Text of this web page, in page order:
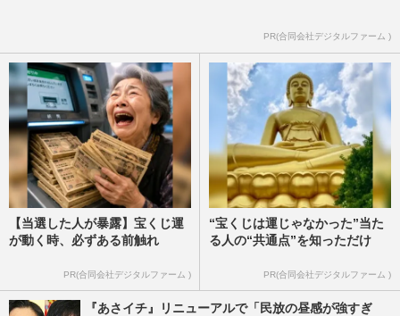
PR(合同会社デジタルファーム )
【当選した人が暴露】宝くじ運
が動く時、必ずある前触れ
PR(合同会社デジタルファーム )
“宝くじは運じゃなかった”当た
る人の“共通点”を知っただけ
PR(合同会社デジタルファーム )
『あさイチ』リニューアルで「民放の昼感が強すぎ